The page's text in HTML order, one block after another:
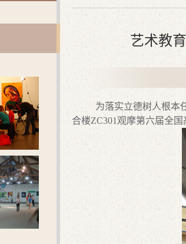
艺术教
为落实立德树人根本
合楼ZC301观摩第六届全国